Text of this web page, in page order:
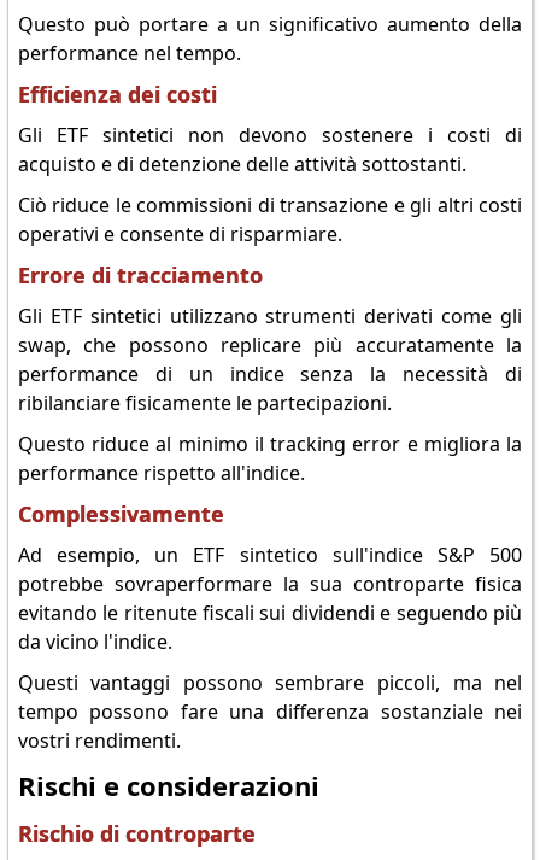
Questo può portare a un significativo aumento della
performance nel tempo.
Efficienza dei costi
Gli ETF sintetici non devono sostenere i costi di
acquisto e di detenzione delle attività sottostanti.
Ciò riduce le commissioni di transazione e gli altri costi
operativi e consente di risparmiare.
Errore di tracciamento
Gli ETF sintetici utilizzano strumenti derivati come gli
swap, che possono replicare più accuratamente la
performance di un indice senza la necessità di
ribilanciare fisicamente le partecipazioni.
Questo riduce al minimo il tracking error e migliora la
performance rispetto all'indice.
Complessivamente
Ad esempio, un ETF sintetico sull'indice S&P 500
potrebbe sovraperformare la sua controparte fisica
evitando le ritenute fiscali sui dividendi e seguendo più
da vicino l'indice.
Questi vantaggi possono sembrare piccoli, ma nel
tempo possono fare una differenza sostanziale nei
vostri rendimenti.
Rischi e considerazioni
Rischio di controparte